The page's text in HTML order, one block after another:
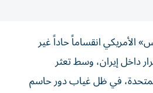
الأمريكي انقساماً حاداً غير
داخل إيران، وسط تعثر
في ظل غياب دور حاسم